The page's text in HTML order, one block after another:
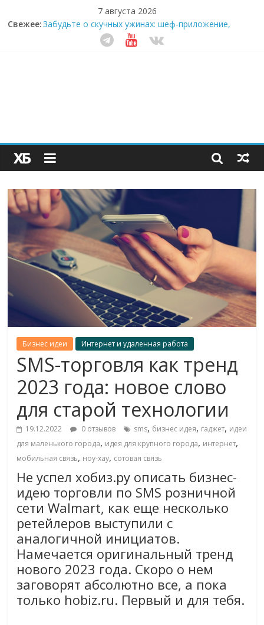
7 августа 2026
Свежее:Забудьте о скучных ужинах: шеф-приложение,
которое видит вашу еду насквозь
Небо зовёт: как бизнес на полётах дронов и
Секрет супергидратации: почему кокосовая вода с
пребиотиками становится главным трендом
здорового питания
Бизнес идеи Интернет и удаленная работа
SMS-торговля как тренд
2023 года: новое слово
для старой технологии
19.12.2022 0 отзывов sms, бизнес идея, гаджет, идеи
для маленького города, идея для крупного города, интернет,
мобильная связь, ноу-хау, сотовая связь
Не успел хобиз.ру описать бизнес-
идею торговли по SMS розничной
сети Walmart, как еще несколько
ретейлеров выступили с
аналогичной инициатов.
Намечается оригинальный тренд
нового 2023 года. Скоро о нем
заговорят абсолютно все, а пока
только hobiz.ru. Первый и для тебя.